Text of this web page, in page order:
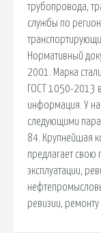
трубопровода,
службы по
Нормативный
2001. Марка
ГОСТ 1050-2013
информация. У
следующими
84. Крупнейшая
предлагает
эксплуатации,
ревизии,